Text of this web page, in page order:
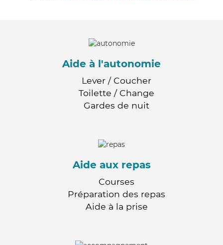
Aide à l'autonomie
Lever / Coucher
Toilette / Change
Gardes de nuit
Aide aux repas
Courses
Préparation des repas
Aide à la prise